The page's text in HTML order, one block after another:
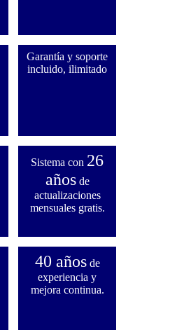
Garantía y soporte
incluido, ilimitado
Sistema con 26
añosde
actualizaciones
mensuales gratis.
40 añosde
experiencia y
mejora continua.